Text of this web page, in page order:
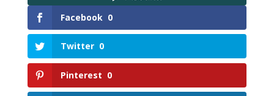
Facebook 0
Twitter 0
Pinterest 0